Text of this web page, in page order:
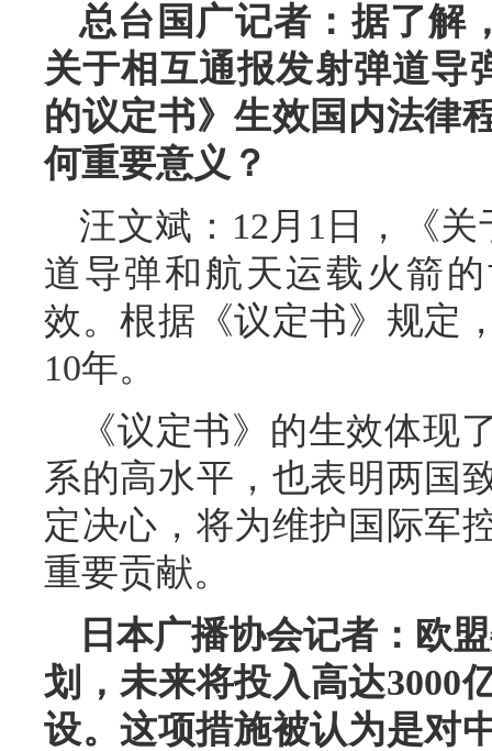
总台国广记者：据了解
关于相互通报发射弹道导
的议定书》生效国内法律
何重要意义？
汪文斌：12月1日，《
道导弹和航天运载火箭
效。根据《议定书》规定
10年。
《议定书》的生效体现
系的高水平，也表明两国
定决心，将为维护国际军
重要贡献。
日本广播协会记者：欧
划，未来将投入高达3000
设。这项措施被认为是对